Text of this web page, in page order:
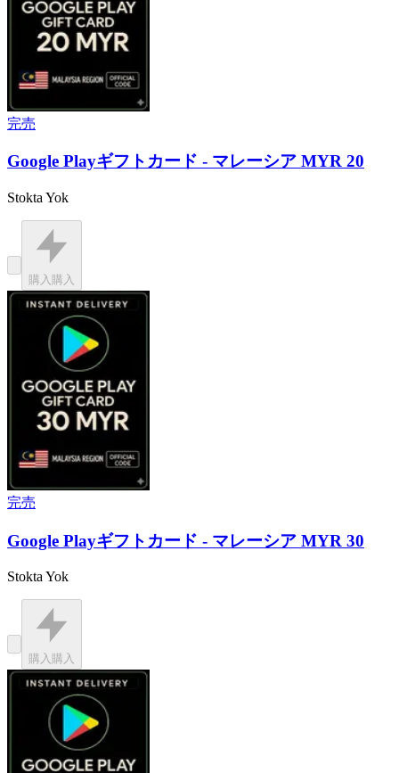
完売
Google Playギフトカード - マレーシア MYR 20
Stokta Yok
購入 購入
完売
Google Playギフトカード - マレーシア MYR 30
Stokta Yok
購入 購入